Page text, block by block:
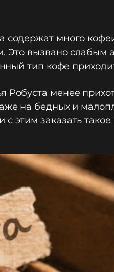
много
Это вызвано слабым
тип кофе
Робуста менее
на бедных и
этим заказать